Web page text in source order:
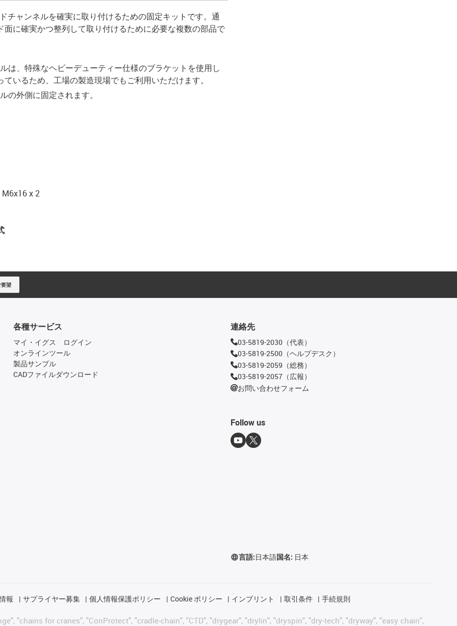
チャンネルを確実に取り付けるための固定キットです。通
に確実かつ整列して取り付けるために必要な複数の部品で
は、特殊なヘビーデューティー仕様のブラケットを使用し
いるため、工場の製造現場でもご利用いただけます。
の外側に固定されます。
x 2
望
各種サービス
マイ・イグス ログイン
オンラインツール
製品サンプル
CADファイルダウンロード
連絡先
03-5819-2030（代表）
03-5819-2500（ヘルプデスク）
03-5819-2059（総務）
03-5819-2057（広報）
お問い合わせフォーム
Follow us
言語:日本語国名: 日本
報 サプライヤー募集 個人情報保護ポリシー Cookie ポリシー インプリント 取引条件 手続規則
"chains for cranes", "ConProtect", "cradle-chain", "CTD", "drygear", "drylin", "dryspin", "dry-tech", "dryway", "easy chain",